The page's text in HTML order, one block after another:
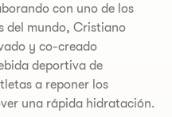
con uno de los
del mundo, Cristiano
y co-creado
deportiva de
a reponer los
una rápida hidratación.